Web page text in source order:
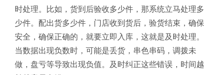
时处理。比如，货到后验收多少件，那系统立马处理多
少件。配出货多少件，门店收到货后，验货结束，确保
安全，确保正确的，就要立即入库，这就是及时处理。
当数据出现负数时，可能是丢货，串色串码，调拨未
做，盘亏等导致出现负值。及时纠正这些错误，时间越